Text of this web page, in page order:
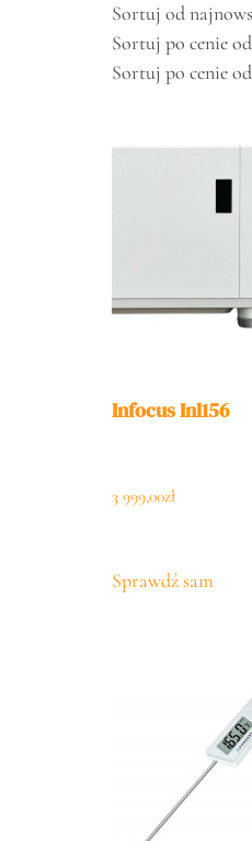
Sortuj od
Sortuj po cenie
Sortuj po cenie
Infocus Inl156
3 999,00zł
Sprawdź sam